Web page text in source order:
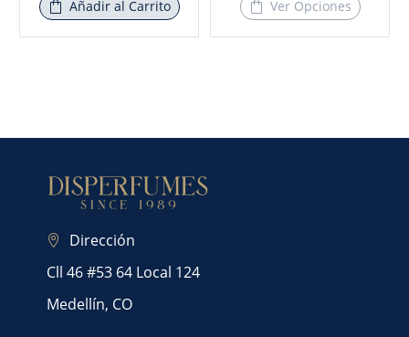
Añadir al Carrito Ver Opciones
Dirección
Cll 46 #53 64 Local 124
Medellín, CO